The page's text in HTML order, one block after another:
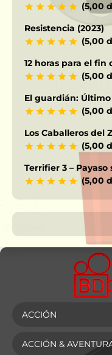
(5,00
Resistencia (2023)
(5,00
12 horas para el fin
(5,00
El guardián:
(5,00
Los Caballeros del
(5,00
Terrifier 3 – Payaso
(5,00
ACCIÓN
ACCIÓN &